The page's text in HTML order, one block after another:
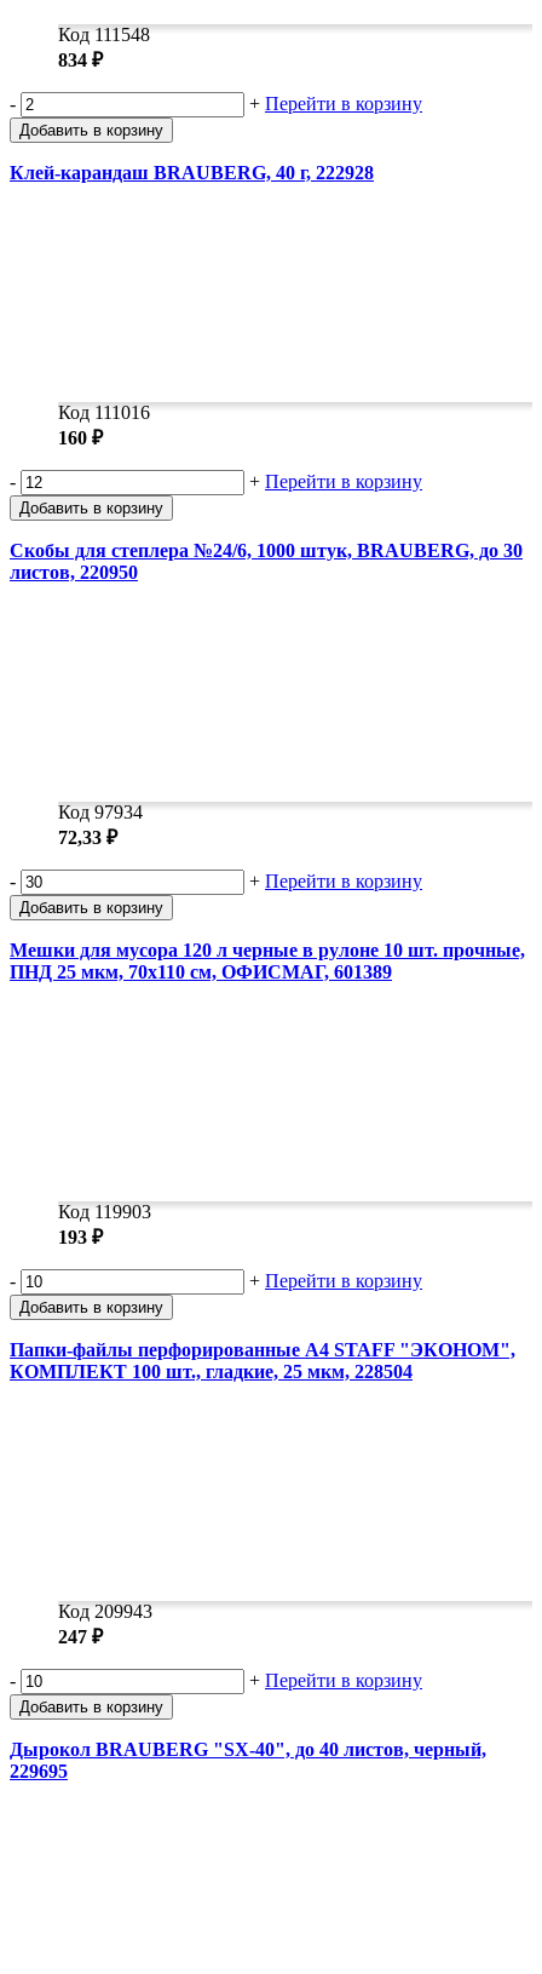
Код 111548
834 ₽
- + Перейти в корзину
Добавить в корзину
Клей-карандаш BRAUBERG, 40 г, 222928
Код 111016
160 ₽
- + Перейти в корзину
Добавить в корзину
Скобы для степлера №24/6, 1000 штук, BRAUBERG, до 30
листов, 220950
Код 97934
72,33 ₽
- + Перейти в корзину
Добавить в корзину
Мешки для мусора 120 л черные в рулоне 10 шт. прочные,
ПНД 25 мкм, 70х110 см, ОФИСМАГ, 601389
Код 119903
193 ₽
- + Перейти в корзину
Добавить в корзину
Папки-файлы перфорированные А4 STAFF "ЭКОНОМ",
КОМПЛЕКТ 100 шт., гладкие, 25 мкм, 228504
Код 209943
247 ₽
- + Перейти в корзину
Добавить в корзину
Дырокол BRAUBERG "SX-40", до 40 листов, черный,
229695